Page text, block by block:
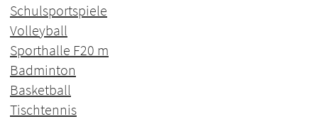
Schulsportspiele
Volleyball
Sporthalle F20 m
Badminton
Basketball
Tischtennis